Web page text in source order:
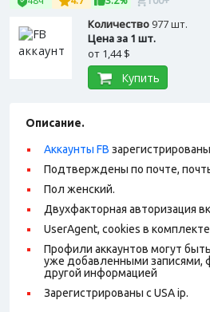
Количество 977 шт.
Цена за 1 шт.
от 1,44 $
Купить
Описание.
Аккаунты FB
Подтверждены по почте,
Пол женский.
Двухфакторная авторизация
UserAgent, cookies в
Профили аккаунтов могут
уже добавленными записями,
другой информацией
Зарегистрированы с USA ip.